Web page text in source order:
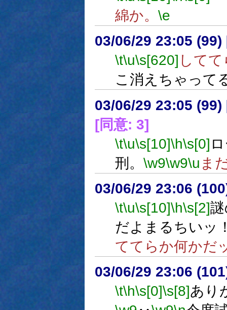
綿か。 \e
03/06/29 23:05 (99)
\t\u\s[620] して
こ消えちゃって
03/06/29 23:05 (99)
[同意: 3]
\t\u\s[10]\h\s[0]
刑。 \w9\w9\u ま
03/06/29 23:06
\t\u\s[10]\h\s[2]
だよまるちいッ
ててらか何かだ
03/06/29 23:06
\t\h\s[0]\s[8]あり